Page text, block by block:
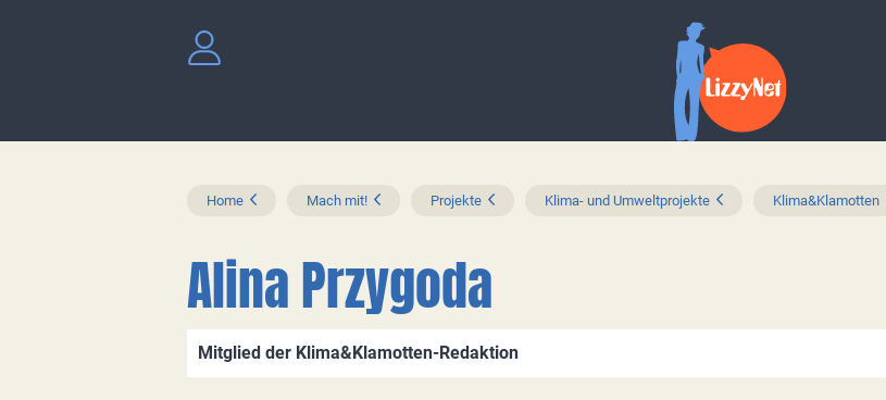
Home Mach mit! Projekte Klima- und Umweltprojekte Klima&Klamotten
Alina Przygoda
Mitglied der Klima&Klamotten-Redaktion